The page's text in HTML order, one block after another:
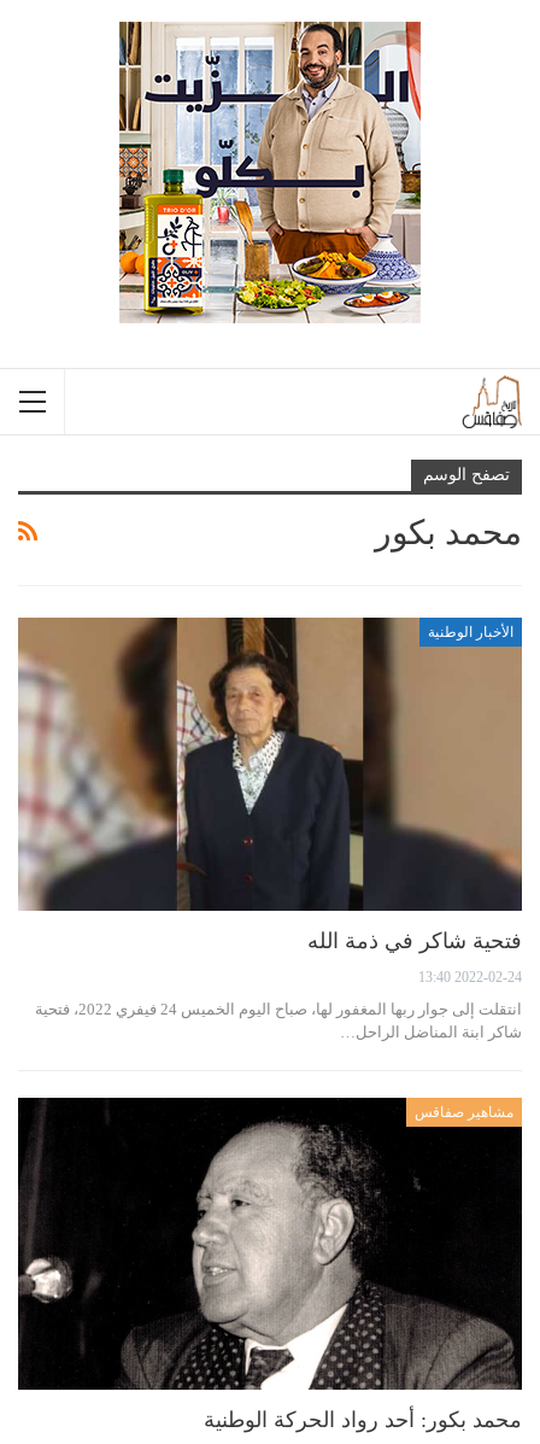
تصفح الوسم
محمد بكور
الأخبار الوطنية
فتحية شاكر في ذمة الله
2022-02-24 13:40
انتقلت إلى جوار ربها المغفور لها، صباح اليوم الخميس 24 فيفري 2022، فتحية
شاكر ابنة المناضل الراحل…
مشاهير صفاقس
محمد بكور: أحد رواد الحركة الوطنية